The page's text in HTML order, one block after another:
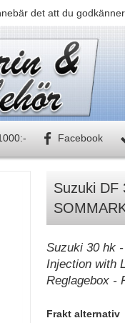
det att du godkänner
Facebook
Suzuki DF
Suzuki 30 hk
Injection with
Reglagebox -
Frakt alternativ